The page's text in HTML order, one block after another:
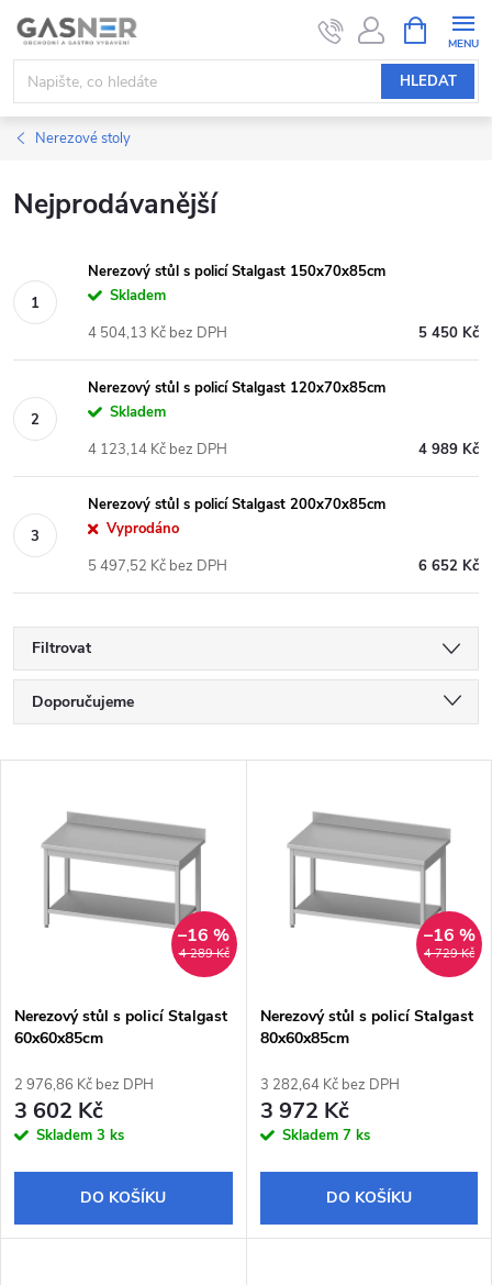
Přejít
obsah
HLEDAT
NÁKUPNÍ
KOŠÍK
Nerezové stoly
Nejprodávanější
Nerezový stůl s policí Stalgast 150x70x85cm
Skladem
5 450 Kč
4 504,13 Kč bez DPH
Nerezový stůl s policí Stalgast 120x70x85cm
Skladem
4 989 Kč
4 123,14 Kč bez DPH
Nerezový stůl s policí Stalgast 200x70x85cm
Vyprodáno
6 652 Kč
5 497,52 Kč bez DPH
Filtrovat
Ř
a
p
r
o
u
Doporučujeme
Nejprodávanější
s
p
r
o
d
4 289 Kč
–16 %
Nerezový stůl s policí Stalgast
60x60x85cm
2 976,86 Kč bez DPH
3 602 Kč
Skladem 3 ks
DO KOŠÍKU
4 729 Kč
–16 %
Nerezový stůl s policí Stalgast
80x60x85cm
3 282,64 Kč bez DPH
3 972 Kč
Skladem 7 ks
DO KOŠÍKU